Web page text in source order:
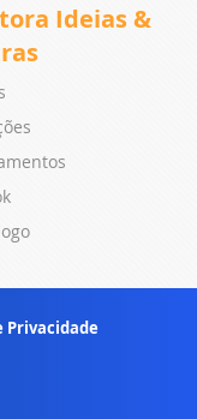
Ideias &
Privacidade